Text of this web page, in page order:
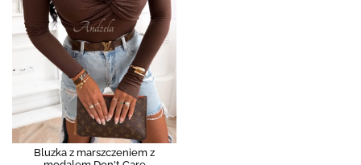
Bluzka z marszczeniem z